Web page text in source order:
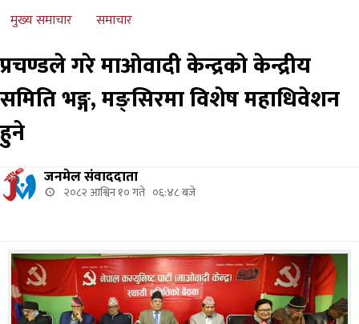
national
health
मुख्य समाचार समाचार
प्रचण्डले गरे माओवादी केन्द्रकाे केन्द्रीय
समिति भङ्ग, मङ्सिरमा विशेष महाधिवेशन
हुने
जनमेल संवाददाता
२०८२ आश्विन १० गते ०६:४८ बजे